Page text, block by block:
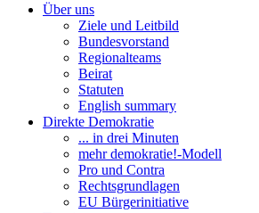
Über uns
Ziele und Leitbild
Bundesvorstand
Regionalteams
Beirat
Statuten
English summary
Direkte Demokratie
... in drei Minuten
mehr demokratie!-Modell
Pro und Contra
Rechtsgrundlagen
EU Bürgerinitiative